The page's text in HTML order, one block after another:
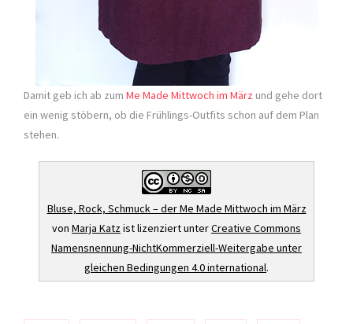
Damit geb ich ab zum Me Made Mittwoch im März und gehe dort
ein wenig stöbern, ob die Frühlings-Outfits schon auf dem Plan
stehen.
Bluse, Rock, Schmuck – der Me Made Mittwoch im März
von Marja Katzist lizenziert unterCreative Commons
Namensnennung-NichtKommerziell-Weitergabe unter
gleichen Bedingungen 4.0 international.